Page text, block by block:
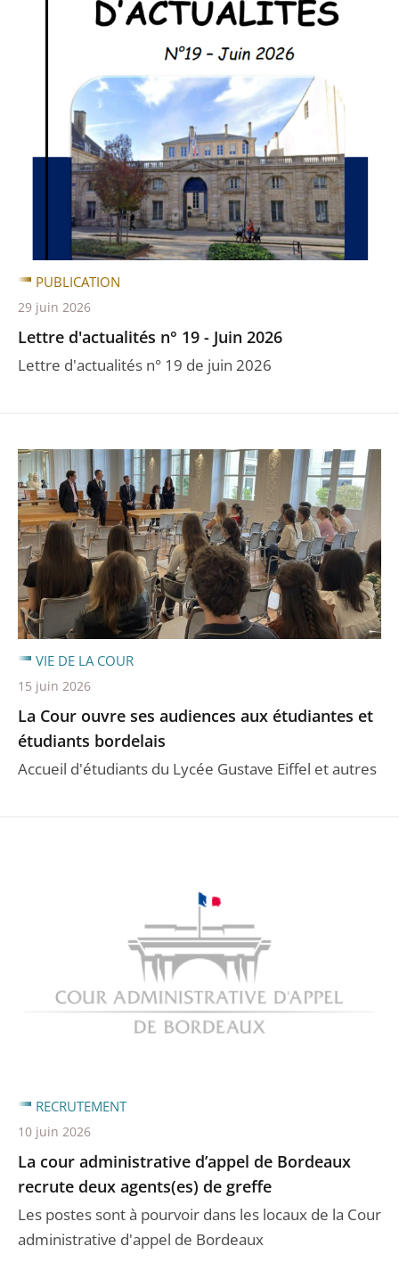
Lettre d'actualités n° 19 - Juin 2026
Lettre d'actualités n° 19 de juin 2026
PUBLICATION
29 juin 2026
La Cour ouvre ses audiences aux étudiantes et
étudiants bordelais
Accueil d'étudiants du Lycée Gustave Eiffel et autres
VIE DE LA COUR
15 juin 2026
La cour administrative d’appel de Bordeaux
recrute deux agents(es) de greffe
Les postes sont à pourvoir dans les locaux de la Cour
administrative d'appel de Bordeaux
RECRUTEMENT
10 juin 2026